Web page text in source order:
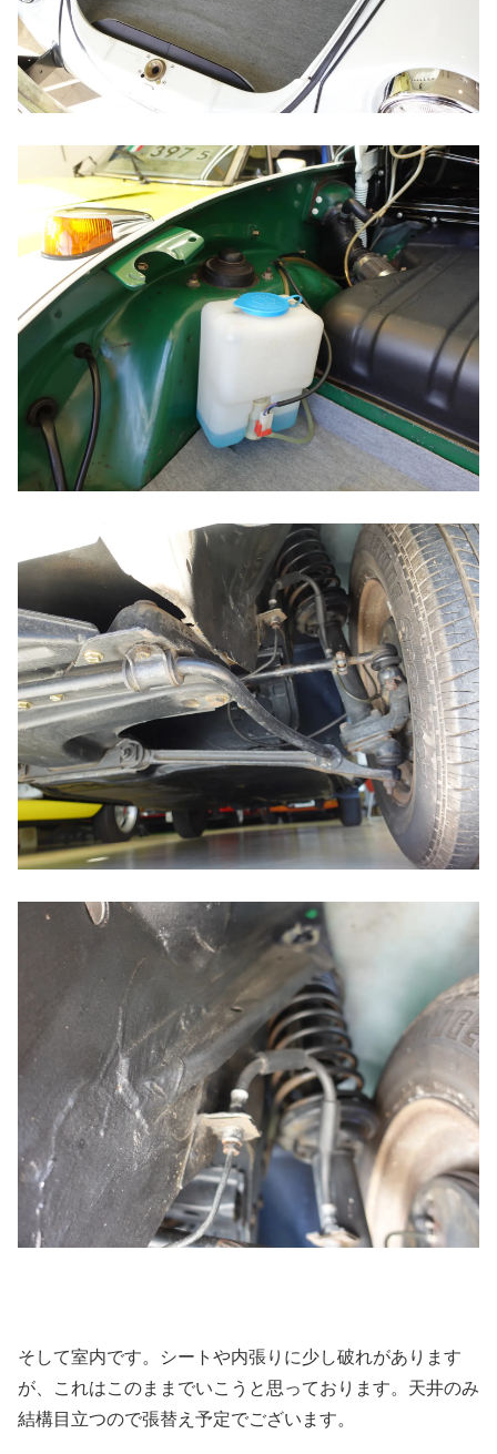
そして室内です。シートや内張りに少し破れがあります
が、これはこのままでいこうと思っております。天井のみ
結構目立つので張替え予定でございます。